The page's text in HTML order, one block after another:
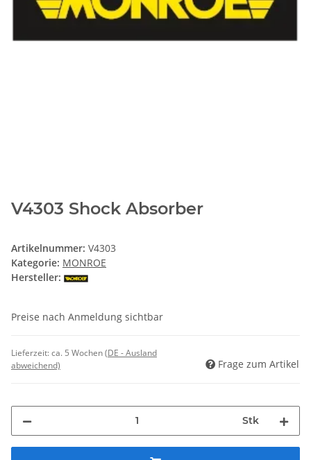
V4303 Shock Absorber
Artikelnummer: V4303
Kategorie: MONROE
Hersteller:
Preise nach Anmeldung sichtbar
Lieferzeit:ca. 5 Wochen(DE - Ausland
abweichend)
Frage zum Artikel
Stk